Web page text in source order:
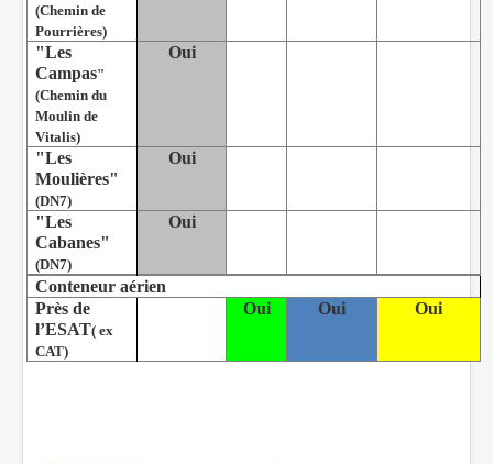
(Chemin de
Pourrières)
"Les
Campas"
(Chemin du
Moulin de
Vitalis)
Oui
"Les
Moulières"
(DN7)
Oui
"Les
Cabanes"
(DN7)
Oui
Conteneur aérien
Près de
l’ESAT( ex
CAT)
Oui Oui Oui